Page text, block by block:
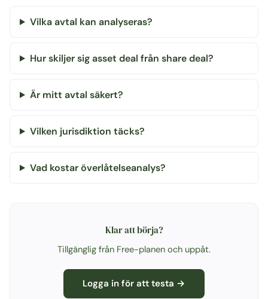
Vilka avtal kan analyseras?
Hur skiljer sig asset deal från share deal?
Är mitt avtal säkert?
Vilken jurisdiktion täcks?
Vad kostar överlåtelseanalys?
Klar att börja?
Tillgänglig från Free-planen och uppåt.
Logga in för att testa →